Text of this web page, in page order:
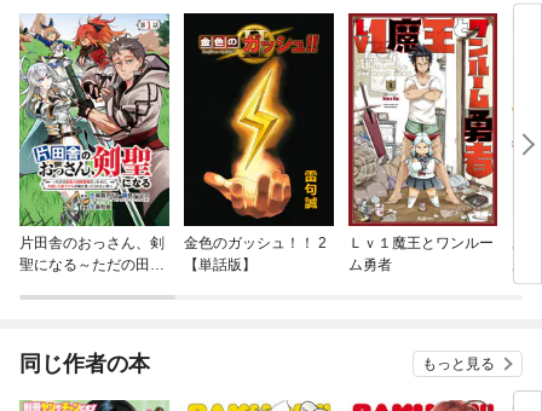
片田舎のおっさん、剣
聖になる～ただの田舎
件～(話売り)
金色のガッシュ！！ 2
【単話版】
Ｌｖ１魔王とワンルー
ム勇者
同じ作者の本 もっと見る